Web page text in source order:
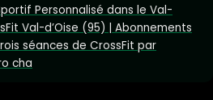
Personnalisé dans le Val-
Val-d’Oise (95) | Abonnements
séances de CrossFit par
cha